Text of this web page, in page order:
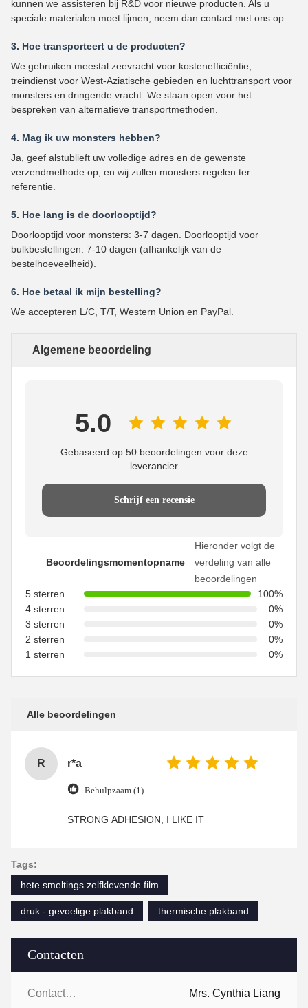
Contacten
Contacten: Mrs. Cynthia Liang
kunnen we assisteren bij R&D voor nieuwe producten. Als u
speciale materialen moet lijmen, neem dan contact met ons op.
3. Hoe transporteert u de producten?
We gebruiken meestal zeevracht voor kostenefficiëntie,
treindienst voor West-Aziatische gebieden en luchttransport voor
monsters en dringende vracht. We staan open voor het
bespreken van alternatieve transportmethoden.
4. Mag ik uw monsters hebben?
Ja, geef alstublieft uw volledige adres en de gewenste
verzendmethode op, en wij zullen monsters regelen ter
referentie.
5. Hoe lang is de doorlooptijd?
Doorlooptijd voor monsters: 3-7 dagen. Doorlooptijd voor
bulkbestellingen: 7-10 dagen (afhankelijk van de
bestelhoeveelheid).
6. Hoe betaal ik mijn bestelling?
We accepteren L/C, T/T, Western Union en PayPal.
Algemene beoordeling
5.0
Gebaseerd op 50 beoordelingen voor deze
leverancier
Schrijf een recensie
Beoordelingsmomentopname
Hieronder volgt de
verdeling van alle
beoordelingen
5 sterren
100%
4 sterren
0%
3 sterren
0%
2 sterren
0%
1 sterren
0%
Alle beoordelingen
R r*a
Behulpzaam (1)
STRONG ADHESION, I LIKE IT
Tags:
hete smeltings zelfklevende film
druk - gevoelige plakband thermische plakband